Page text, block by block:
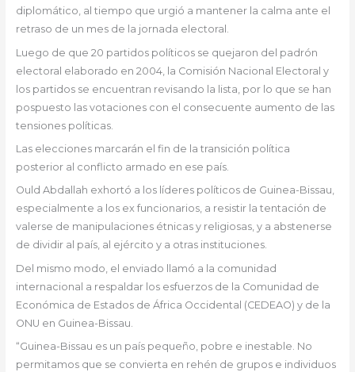
diplomático, al tiempo que urgió a mantener la calma ante el
retraso de un mes de la jornada electoral.
Luego de que 20 partidos políticos se quejaron del padrón
electoral elaborado en 2004, la Comisión Nacional Electoral y
los partidos se encuentran revisando la lista, por lo que se han
pospuesto las votaciones con el consecuente aumento de las
tensiones políticas.
Las elecciones marcarán el fin de la transición política
posterior al conflicto armado en ese país.
Ould Abdallah exhortó a los líderes políticos de Guinea-Bissau,
especialmente a los ex funcionarios, a resistir la tentación de
valerse de manipulaciones étnicas y religiosas, y a abstenerse
de dividir al país, al ejército y a otras instituciones.
Del mismo modo, el enviado llamó a la comunidad
internacional a respaldar los esfuerzos de la Comunidad de
Económica de Estados de África Occidental (CEDEAO) y de la
ONU en Guinea-Bissau.
“Guinea-Bissau es un país pequeño, pobre e inestable. No
permitamos que se convierta en rehén de grupos e individuos